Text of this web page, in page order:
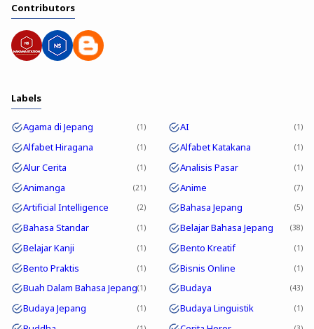
Contributors
Labels
Agama di Jepang 1 AI 1
Alfabet Hiragana 1 Alfabet Katakana 1
Alur Cerita 1 Analisis Pasar 1
Animanga 21 Anime 7
Artificial Intelligence 2 Bahasa Jepang 5
Bahasa Standar 1 Belajar Bahasa Jepang 38
Belajar Kanji 1 Bento Kreatif 1
Bento Praktis 1 Bisnis Online 1
Buah Dalam Bahasa Jepang 1 Budaya 43
Budaya Jepang 1 Budaya Linguistik 1